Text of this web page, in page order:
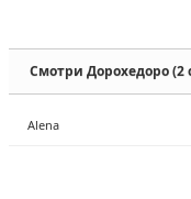
Смотри Дорохедоро (2
Alena